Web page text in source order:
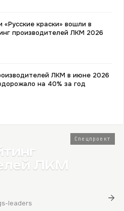
«Русские краски» вошли в
производителей ЛКМ 2026
ЛКМ в июне 2026
на 40% за год
Спецпроект
ЛКМ
leaders